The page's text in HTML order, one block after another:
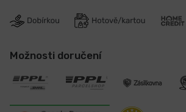
Možnosti doručení